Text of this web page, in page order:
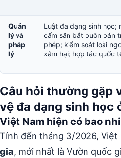
Quản
lý và
pháp
lý
Luật đa dạng sinh học;
cấm săn bắt buôn bán
phép; kiểm soát loài
xâm hại; hợp tác quốc
Câu hỏi thường gặp
vệ đa dạng sinh học
Việt Nam hiện có bao
Tính đến tháng 3/2026, Việt
gia, mới nhất là Vườn quốc